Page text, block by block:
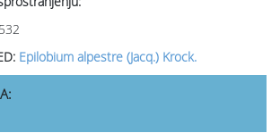
Epilobium alpestre (Jacq.) Krock.